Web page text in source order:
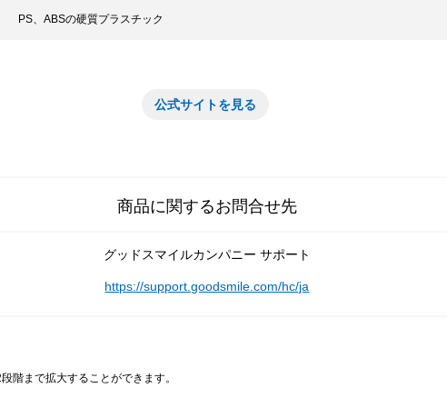
PS、ABSの硬質プラスチック
公式サイトを見る
商品に関するお問合せ先
グッドスマイルカンパニー サポート
https://support.goodsmile.com/hc/ja
階まで拡大することができます。